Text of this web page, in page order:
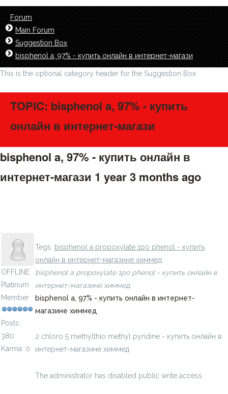
Forum
Main Forum
Suggestion Box
bisphenol a, 97% - купить онлайн в интернет-магази
This is the optional category header for the Suggestion Box.
TOPIC: bisphenol a, 97% - купить
онлайн в интернет-магази
bisphenol a, 97% - купить онлайн в
интернет-магази 1 year 3 months ago
OFFLINE
Platinum
Member
Posts:
380
Karma: 0
Tegs: bisphenol a propoxylate 1po phenol - купить
онлайн в интернет-магазине химмед
bisphenol a propoxylate 1po phenol - купить онлайн в
интернет-магазине химмед
bisphenol a, 97% - купить онлайн в интернет-
магазине химмед
2 chloro 5 methylthio methyl pyridine - купить онлайн в
интернет-магазине химмед
The administrator has disabled public write access.